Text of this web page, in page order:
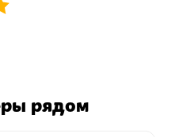
рядом